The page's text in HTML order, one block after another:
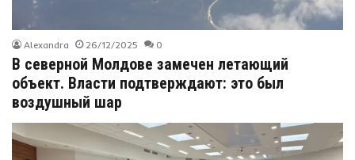
Alexandra 26/12/2025 0
В северной Молдове замечен летающий
объект. Власти подтверждают: это был
воздушный шар